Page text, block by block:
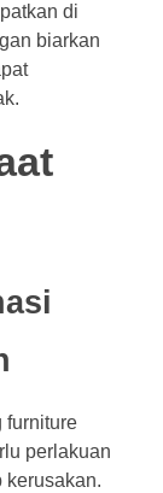
di
biarkan
furniture
perlakuan
kerusakan.